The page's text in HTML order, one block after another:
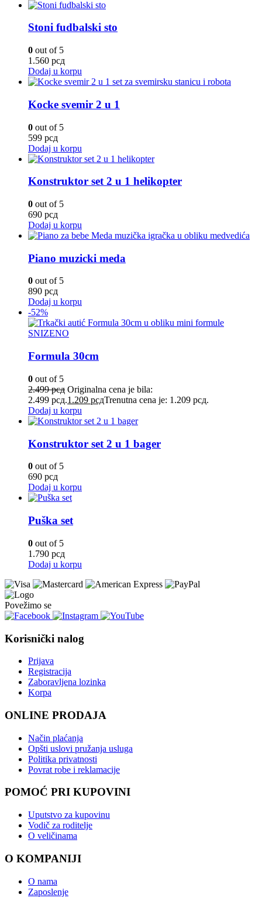
Stoni fudbalski sto
0 out of 5
1.560 рсд
Dodaj u korpu
Kocke svemir 2 u 1
0 out of 5
599 рсд
Dodaj u korpu
Konstruktor set 2 u 1 helikopter
0 out of 5
690 рсд
Dodaj u korpu
Piano muzicki meda
0 out of 5
890 рсд
Dodaj u korpu
-52%
SNIZENO
Formula 30cm
0 out of 5
2.499рсд Originalna cena je bila:
2.499 рсд.1.209 рсдTrenutna cena je: 1.209 рсд.
Dodaj u korpu
Konstruktor set 2 u 1 bager
0 out of 5
690 рсд
Dodaj u korpu
Puška set
0 out of 5
1.790 рсд
Dodaj u korpu
Povežimo se
Korisnički nalog
Prijava
Registracija
Zaboravljena lozinka
Korpa
ONLINE PRODAJA
Način plaćanja
Opšti uslovi pružanja usluga
Politika privatnosti
Povrat robe i reklamacije
POMOĆ PRI KUPOVINI
Uputstvo za kupovinu
Vodič za roditelje
O veličinama
O KOMPANIJI
O nama
Zaposlenje